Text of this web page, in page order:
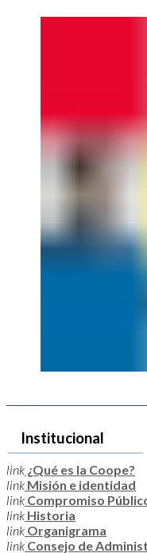
Institucional
link ¿Qué es la Coope?
link Misión e identidad
link Compromiso
link Historia
link Organigrama
link Consejo de